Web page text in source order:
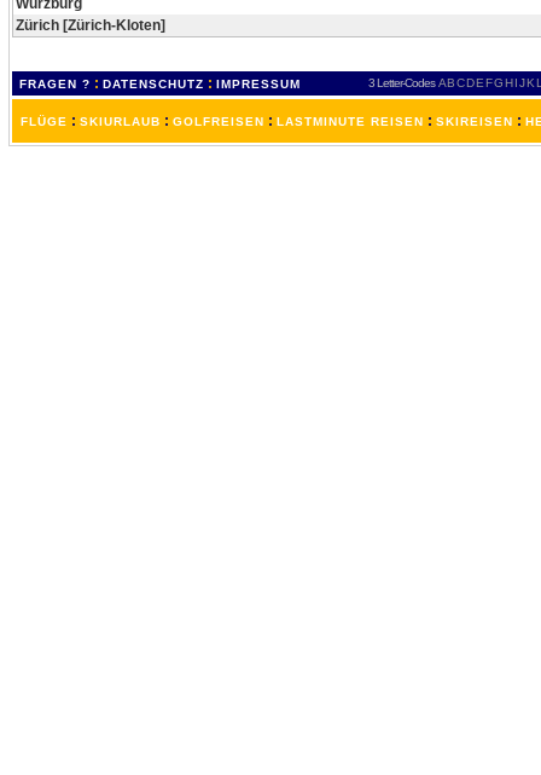
Zürich [Zürich-Kloten]
FRAGEN ? : DATENSCHUTZ : IMPRESSUM 3 Letter-Codes ABCDEFGH IJKL
FLÜGE : SKIURLAUB : GOLFREISEN : LASTMINUTE REISEN : SKIREISEN :